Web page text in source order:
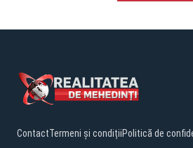
ContactTermeni și condițiiPolitică de